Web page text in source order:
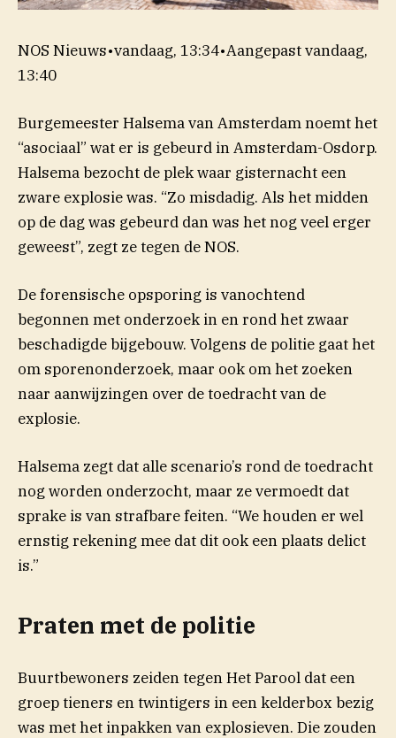
NOS Nieuws•vandaag, 13:34•Aangepastvandaag,
13:40
Burgemeester Halsema van Amsterdam noemt het
“asociaal” wat er is gebeurd in Amsterdam-Osdorp.
Halsema bezocht de plek waar gisternacht een
zware explosie was. “Zo misdadig. Als het midden
op de dag was gebeurd dan was het nog veel erger
geweest”, zegt ze tegen de NOS.
De forensische opsporing is vanochtend
begonnen met onderzoek in en rond het zwaar
beschadigde bijgebouw. Volgens de politie gaat het
om sporenonderzoek, maar ook om het zoeken
naar aanwijzingen over de toedracht van de
explosie.
Halsema zegt dat alle scenario’s rond de toedracht
nog worden onderzocht, maar ze vermoedt dat
sprake is van strafbare feiten. “We houden er wel
ernstig rekening mee dat dit ook een plaats delict
is.”
Praten met de politie
Buurtbewoners zeiden(opent in nieuw venster)
tegen Het Parool dat een
groep tieners en twintigers in een kelderbox bezig
was met het inpakken van explosieven. Die zouden